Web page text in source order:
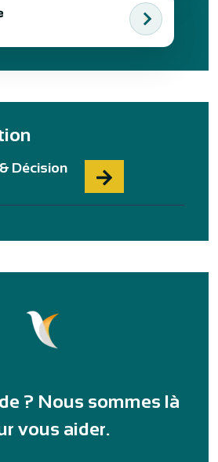
Décision
? Nous sommes là
vous aider.